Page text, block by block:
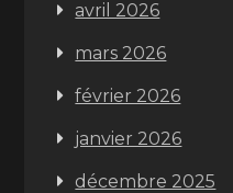
avril 2026
mars 2026
février 2026
janvier 2026
décembre 2025